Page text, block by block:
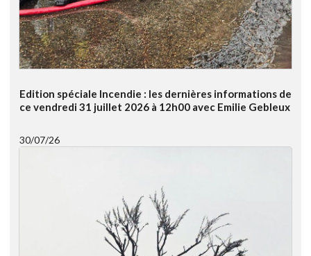
Edition spéciale Incendie : les dernières informations de
ce vendredi 31 juillet 2026 à 12h00 avec Emilie Gebleux
30/07/26